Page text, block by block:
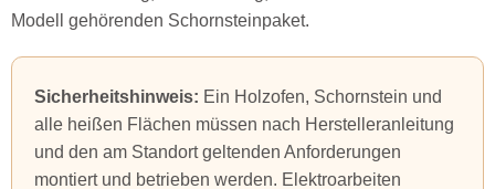
Modell gehörenden Schornsteinpaket.
Sicherheitshinweis: Ein Holzofen, Schornstein und
alle heißen Flächen müssen nach Herstelleranleitung
und den am Standort geltenden Anforderungen
montiert und betrieben werden. Elektroarbeiten